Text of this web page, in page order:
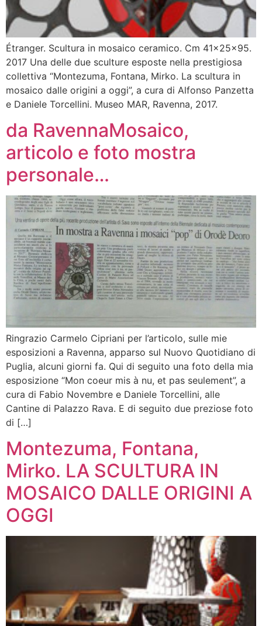
Étranger. Scultura in mosaico ceramico. Cm 41x25x95.
2017 Una delle due sculture esposte nella prestigiosa
collettiva “Montezuma, Fontana, Mirko. La scultura in
mosaico dalle origini a oggi”, a cura di Alfonso Panzetta
e Daniele Torcellini. Museo MAR, Ravenna, 2017.
da RavennaMosaico,
articolo e foto mostra
personale…
Ringrazio Carmelo Cipriani per l’articolo, sulle mie
esposizioni a Ravenna, apparso sul Nuovo Quotidiano di
Puglia, alcuni giorni fa. Qui di seguito una foto della mia
esposizione “Mon coeur mis à nu, et pas seulement”, a
cura di Fabio Novembre e Daniele Torcellini, alle
Cantine di Palazzo Rava. E di seguito due preziose foto
di […]
Montezuma, Fontana,
Mirko. LA SCULTURA IN
MOSAICO DALLE ORIGINI A
OGGI